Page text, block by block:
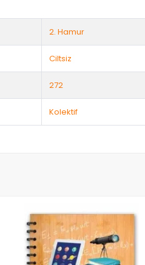
2. Hamur
Ciltsiz
272
Kolektif